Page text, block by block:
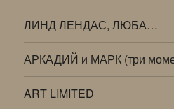
ЛИНД ЛЕНДАС, ЛЮБА…
АРКАДИЙ и МАРК (три
ART LIMITED